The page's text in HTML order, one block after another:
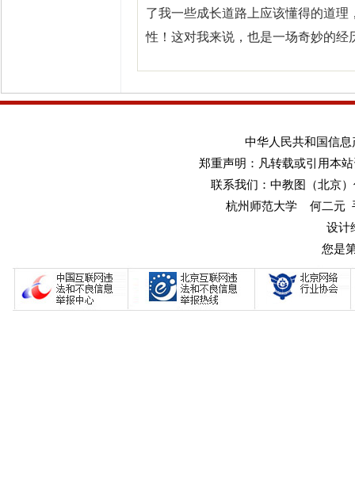
了我一些成长道路上应该懂得的道
性！这对我来说，也是一场奇妙的
中华人民共和国信息
郑重声明：凡转载或引用本
联系我们：中教图（北京
杭州师范大学 何二元
设计
您是